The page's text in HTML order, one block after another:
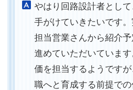
やはり回路設計者とし
手がけていきたいです
担当営業さんから紹介
進めていただいていま
価を担当するようです
職へと育成する前提で